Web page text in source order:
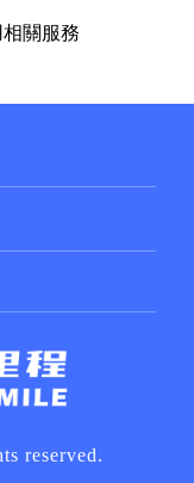
關服務
reserved.